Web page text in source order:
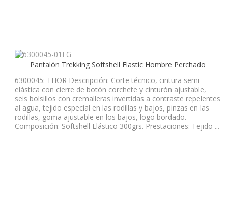
Pantalón Trekking Softshell Elastic Hombre Perchado
6300045: THOR Descripción: Corte técnico, cintura semi
elástica con cierre de botón corchete y cinturón ajustable,
seis bolsillos con cremalleras invertidas a contraste repelentes
al agua, tejido especial en las rodillas y bajos, pinzas en las
rodillas, goma ajustable en los bajos, logo bordado.
Composición: Softshell Elástico 300grs. Prestaciones: Tejido ...